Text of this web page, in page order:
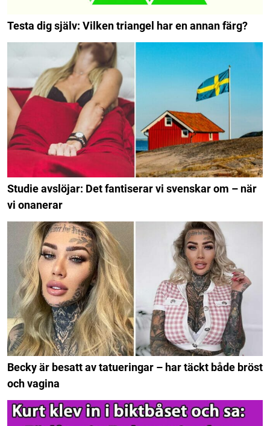
Testa dig själv: Vilken triangel har en annan färg?
Studie avslöjar: Det fantiserar vi svenskar om – när
vi onanerar
Becky är besatt av tatueringar – har täckt både bröst
och vagina